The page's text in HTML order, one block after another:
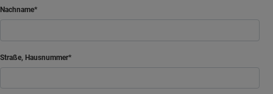
Nachname
Straße, Hausnummer